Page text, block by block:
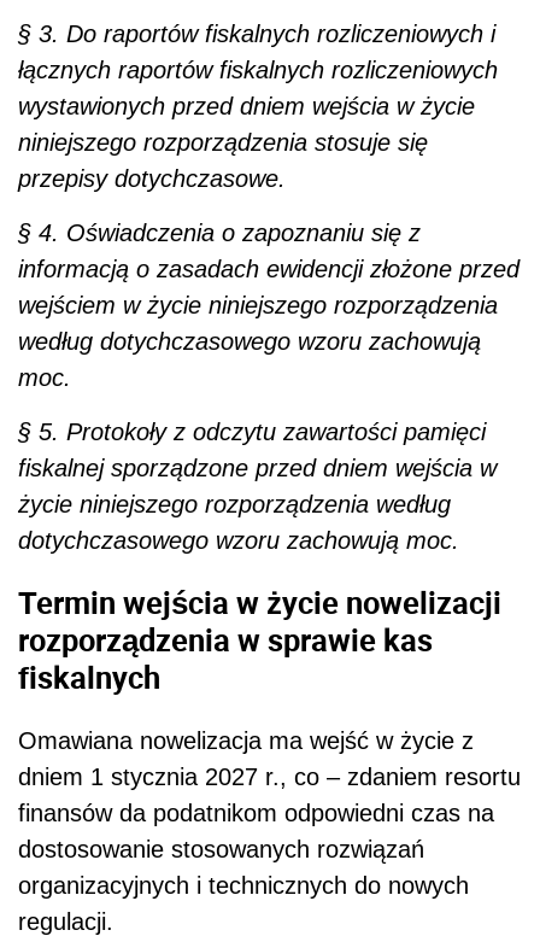
§ 3. Do raportów fiskalnych rozliczeniowych i
łącznych raportów fiskalnych rozliczeniowych
wystawionych przed dniem wejścia w życie
niniejszego rozporządzenia stosuje się
przepisy dotychczasowe.
§ 4. Oświadczenia o zapoznaniu się z
informacją o zasadach ewidencji złożone przed
wejściem w życie niniejszego rozporządzenia
według dotychczasowego wzoru zachowują
moc.
§ 5. Protokoły z odczytu zawartości pamięci
fiskalnej sporządzone przed dniem wejścia w
życie niniejszego rozporządzenia według
dotychczasowego wzoru zachowują moc.
Termin wejścia w życie nowelizacji
rozporządzenia w sprawie kas
fiskalnych
Omawiana nowelizacja ma wejść w życie z
dniem 1 stycznia 2027 r., co – zdaniem resortu
finansów da podatnikom odpowiedni czas na
dostosowanie stosowanych rozwiązań
organizacyjnych i technicznych do nowych
regulacji.